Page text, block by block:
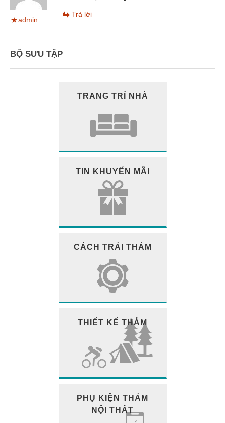
admin
Trả lời
BỘ SƯU TẬP
TRANG TRÍ NHÀ
TIN KHUYẾN MÃI
CÁCH TRẢI THẢM
THIẾT KẾ THẢM
PHỤ KIỆN THẢM
NỘI THẤT